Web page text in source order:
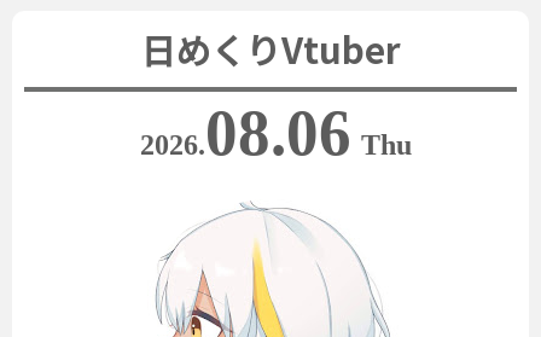
日めくりVtuber
2026.08.06 Thu